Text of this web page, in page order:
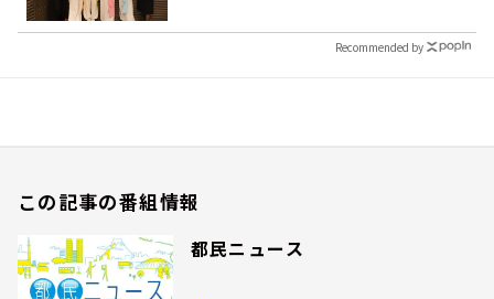
Recommended by
この記事の番組情報
都民ニュース